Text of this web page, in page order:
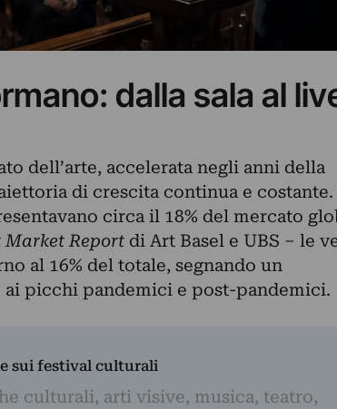
dalla sala al
dell’arte, accelerata negli anni della
di crescita continua e costante.
circa il 18% del mercato
Market Reportdi Art Basel e UBS – le
al 16% del totale, segnando un
picchi pandemici e post-pandemici.
sui festival culturali
culturali, arti visive, musica, teatro,